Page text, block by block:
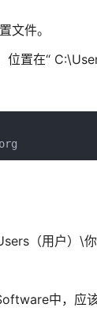
文件。
位置在“
（用户）\
中，应该